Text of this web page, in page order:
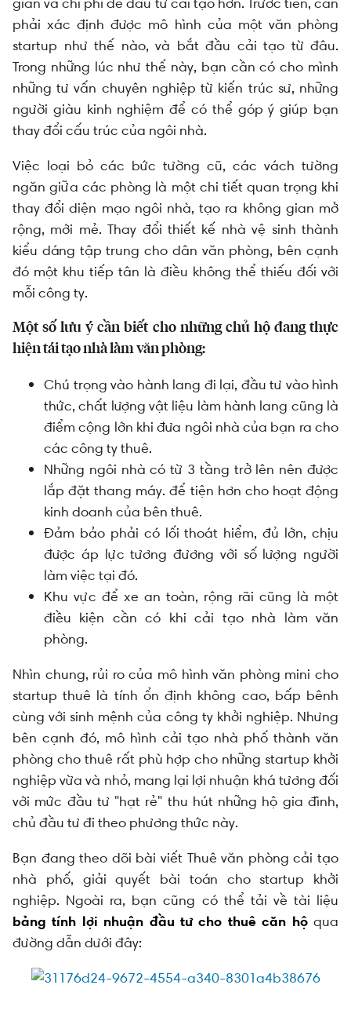
phải xác định được mô hình của một văn phòng
startup như thế nào, và bắt đầu cải tạo từ đâu.
Trong những lúc như thế này, bạn cần có cho mình
những tư vấn chuyên nghiệp từ kiến trúc sư, những
người giàu kinh nghiệm để có thể góp ý giúp bạn
thay đổi cấu trúc của ngôi nhà.
Việc loại bỏ các bức tường cũ, các vách tường
ngăn giữa các phòng là một chi tiết quan trọng khi
thay đổi diện mạo ngôi nhà, tạo ra không gian mở
rộng, mới mẻ. Thay đổi thiết kế nhà vệ sinh thành
kiểu dáng tập trung cho dân văn phòng, bên cạnh
đó một khu tiếp tân là điều không thể thiếu đối với
mỗi công ty.
Một số lưu ý cần biết cho những chủ hộ đang thực
hiện tái tạo nhà làm văn phòng:
Chú trọng vào hành lang đi lại, đầu tư vào hình
thức, chất lượng vật liệu làm hành lang cũng là
điểm cộng lớn khi đưa ngôi nhà của bạn ra cho
các công ty thuê.
Những ngôi nhà có từ 3 tầng trở lên nên được
lắp đặt thang máy. để tiện hơn cho hoạt động
kinh doanh của bên thuê.
Đảm bảo phải có lối thoát hiểm, đủ lớn, chịu
được áp lực tương đương với số lượng người
làm việc tại đó.
Khu vực để xe an toàn, rộng rãi cũng là một
điều kiện cần có khi cải tạo nhà làm văn
phòng.
Nhìn chung, rủi ro của mô hình văn phòng mini cho
startup thuê là tính ổn định không cao, bấp bênh
cùng với sinh mệnh của công ty khởi nghiệp. Nhưng
bên cạnh đó, mô hình cải tạo nhà phố thành văn
phòng cho thuê rất phù hợp cho những startup khởi
nghiệp vừa và nhỏ, mang lại lợi nhuận khá tương đối
với mức đầu tư "hạt rẻ" thu hút những hộ gia đình,
chủ đầu tư đi theo phương thức này.
Bạn đang theo dõi bài viết Thuê văn phòng cải tạo
nhà phố, giải quyết bài toán cho startup khởi
nghiệp. Ngoài ra, bạn cũng có thể tải về tài liệu
bảng tính lợi nhuận đầu tư cho thuê căn hộqua
đường dẫn dưới đây: